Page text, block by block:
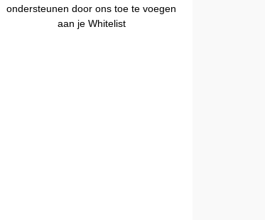
ondersteunen door ons toe te voegen
aan je Whitelist